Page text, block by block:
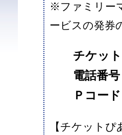
※ファミリー
ービスの発券
チケット
電話番号
Ｐコード
【チケット